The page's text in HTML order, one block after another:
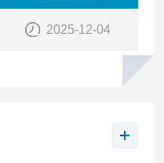
、ASTM等标准对于金
试验要求.2025-12-04